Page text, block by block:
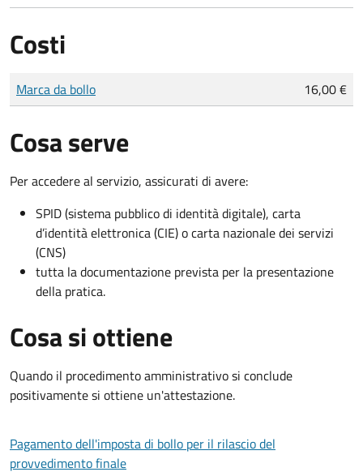
Costi
Tipo di pagamento
Importo
Marca da bollo 16,00 €
Cosa serve
Per accedere al servizio, assicurati di avere:
SPID (sistema pubblico di identità digitale), carta
d’identità elettronica (CIE) o carta nazionale dei servizi
(CNS)
tutta la documentazione prevista per la presentazione
della pratica.
Cosa si ottiene
Quando il procedimento amministrativo si conclude
positivamente si ottiene un'attestazione.
Pagamento dell'imposta di bollo per il rilascio del
provvedimento finale